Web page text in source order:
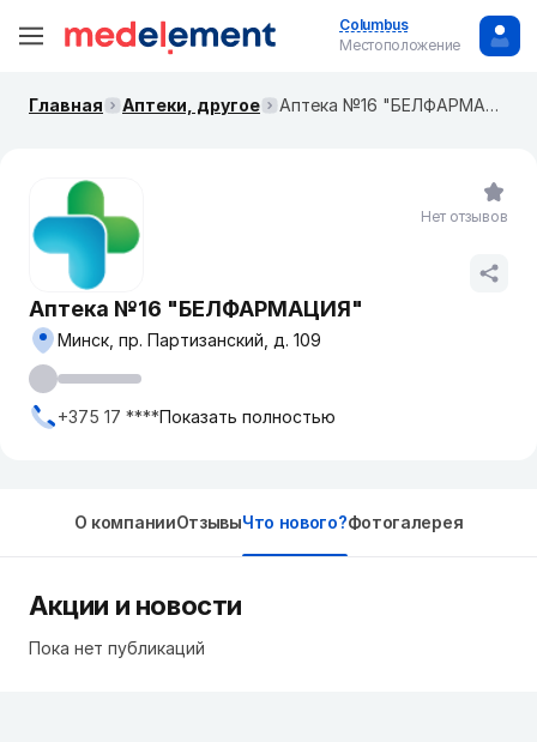
Columbus
Местоположение
Главная Аптеки, другое Аптека №16 "БЕЛФАРМАЦИЯ"
Аптека №16 "БЕЛФАРМАЦИЯ"
Минск, пр. Партизанский, д. 109
+375 17 ****Показать полностью
Нет отзывов
О компанииОтзывыЧто нового?Фотогалерея
Акции и новости
Пока нет публикаций